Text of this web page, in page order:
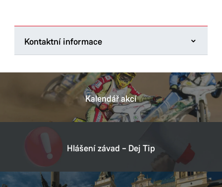
Kontaktní informace
Chemiků 128
530 09 Pardubice
+ 420 466 798 611
E-mail: podatelna@umo2.mmp.cz
00274046
Kalendář akcí
Hlášení závad – Dej Tip